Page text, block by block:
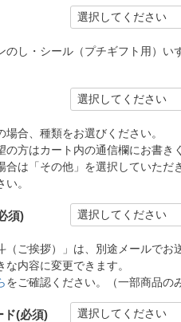
のし・シール（プチギフト用）い
場合、種類をお選びください。
の方はカート内の通信欄にお書き
合は「その他」を選択していただ
。
須)
（ご挨拶）」は、別途メールでお
な内容に変更できます。
をご確認ください。（一部商品の
ド(必須)